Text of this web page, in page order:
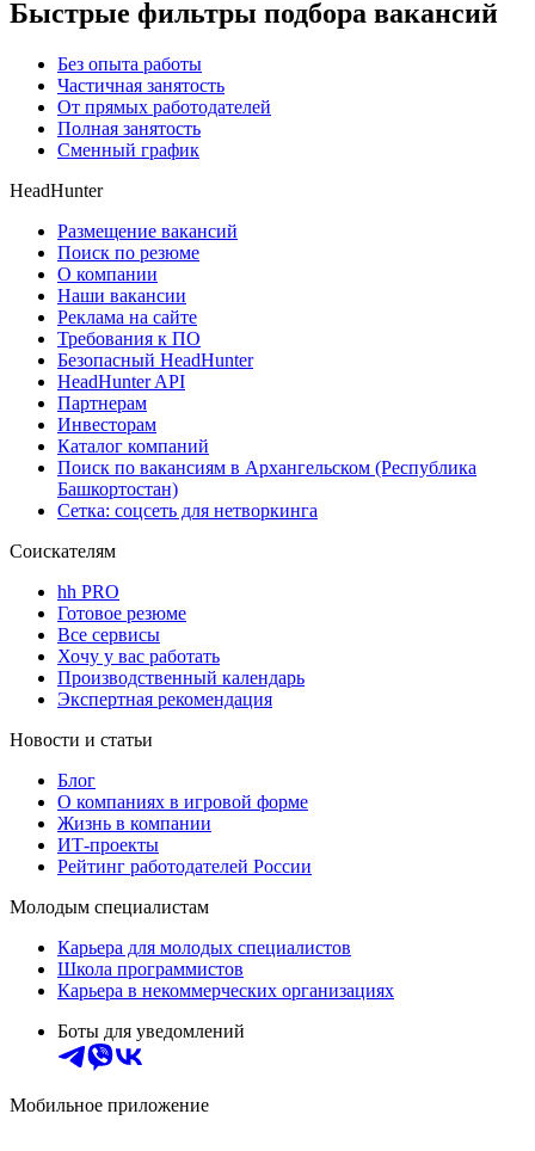
Быстрые фильтры подбора вакансий
Без опыта работы
Частичная занятость
От прямых работодателей
Полная занятость
Сменный график
HeadHunter
Размещение вакансий
Поиск по резюме
О компании
Наши вакансии
Реклама на сайте
Требования к ПО
Безопасный HeadHunter
HeadHunter API
Партнерам
Инвесторам
Каталог компаний
Поиск по вакансиям в Архангельском (Республика
Башкортостан)
Сетка: соцсеть для нетворкинга
Соискателям
hh PRO
Готовое резюме
Все сервисы
Хочу у вас работать
Производственный календарь
Экспертная рекомендация
Новости и статьи
Блог
О компаниях в игровой форме
Жизнь в компании
ИТ-проекты
Рейтинг работодателей России
Молодым специалистам
Карьера для молодых специалистов
Школа программистов
Карьера в некоммерческих организациях
Боты для уведомлений
Мобильное приложение